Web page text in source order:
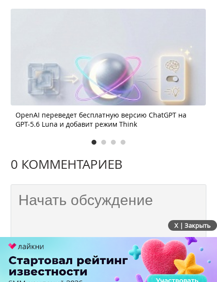
OpenAI переведет бесплатную версию ChatGPT на
GPT-5.6 Luna и добавит режим Think
0 КОММЕНТАРИЕВ
X | Закрыть